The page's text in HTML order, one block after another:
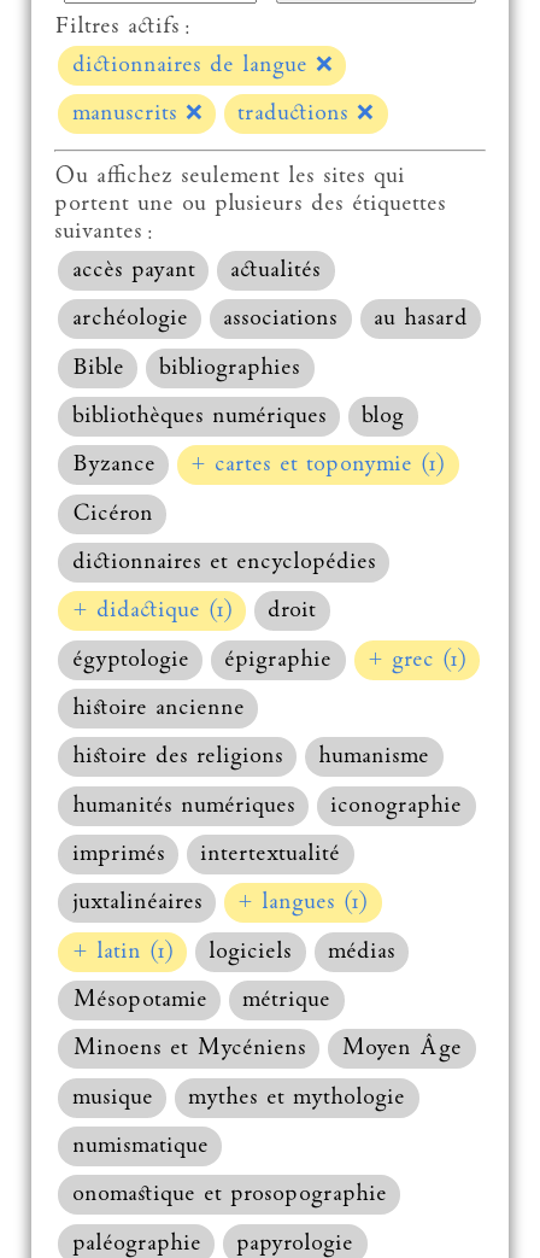
Filtres actifs :
dictionnaires de langue ❌
manuscrits ❌ traductions❌
Ou affichez seulement les sites qui
portent une ou plusieurs des étiquettes
suivantes :
accès payant
actualités
archéologie
associations
au hasard
Bible
bibliographies
bibliothèques numériques
blog
Byzance
+ cartes et toponymie (1)
Cicéron
dictionnaires et encyclopédies
+ didactique (1)
droit
égyptologie
épigraphie
+ grec (1)
histoire ancienne
histoire des religions
humanisme
humanités numériques
iconographie
imprimés
intertextualité
juxtalinéaires
+ langues (1)
+ latin (1)
logiciels
médias
Mésopotamie
métrique
Minoens et Mycéniens
Moyen Âge
musique
mythes et mythologie
numismatique
onomastique et prosopographie
paléographie
papyrologie